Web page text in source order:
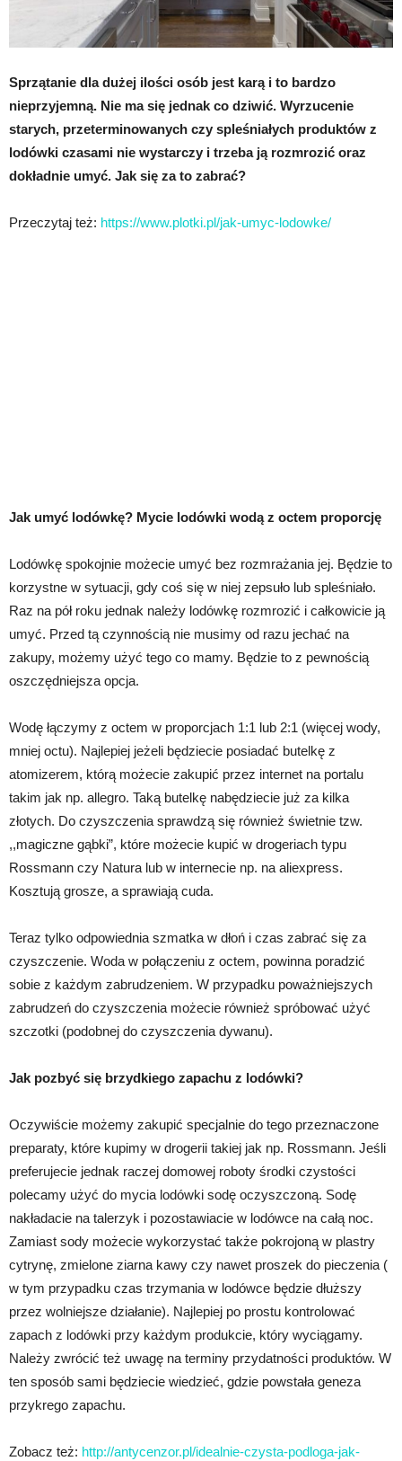
Sprzątanie dla dużej ilości osób jest karą i to bardzo
nieprzyjemną. Nie ma się jednak co dziwić. Wyrzucenie
starych, przeterminowanych czy spleśniałych produktów z
lodówki czasami nie wystarczy i trzeba ją rozmrozić oraz
dokładnie umyć. Jak się za to zabrać?
Przeczytaj też: https://www.plotki.pl/jak-umyc-lodowke/
Jak umyć lodówkę? Mycie lodówki wodą z octem proporcję
Lodówkę spokojnie możecie umyć bez rozmrażania jej. Będzie to
korzystne w sytuacji, gdy coś się w niej zepsuło lub spleśniało.
Raz na pół roku jednak należy lodówkę rozmrozić i całkowicie ją
umyć. Przed tą czynnością nie musimy od razu jechać na
zakupy, możemy użyć tego co mamy. Będzie to z pewnością
oszczędniejsza opcja.
Wodę łączymy z octem w proporcjach 1:1 lub 2:1 (więcej wody,
mniej octu). Najlepiej jeżeli będziecie posiadać butelkę z
atomizerem, którą możecie zakupić przez internet na portalu
takim jak np. allegro. Taką butelkę nabędziecie już za kilka
złotych. Do czyszczenia sprawdzą się również świetnie tzw.
,,magiczne gąbki”, które możecie kupić w drogeriach typu
Rossmann czy Natura lub w internecie np. na aliexpress.
Kosztują grosze, a sprawiają cuda.
Teraz tylko odpowiednia szmatka w dłoń i czas zabrać się za
czyszczenie. Woda w połączeniu z octem, powinna poradzić
sobie z każdym zabrudzeniem. W przypadku poważniejszych
zabrudzeń do czyszczenia możecie również spróbować użyć
szczotki (podobnej do czyszczenia dywanu).
Jak pozbyć się brzydkiego zapachu z lodówki?
Oczywiście możemy zakupić specjalnie do tego przeznaczone
preparaty, które kupimy w drogerii takiej jak np. Rossmann. Jeśli
preferujecie jednak raczej domowej roboty środki czystości
polecamy użyć do mycia lodówki sodę oczyszczoną. Sodę
nakładacie na talerzyk i pozostawiacie w lodówce na całą noc.
Zamiast sody możecie wykorzystać także pokrojoną w plastry
cytrynę, zmielone ziarna kawy czy nawet proszek do pieczenia (
w tym przypadku czas trzymania w lodówce będzie dłuższy
przez wolniejsze działanie). Najlepiej po prostu kontrolować
zapach z lodówki przy każdym produkcie, który wyciągamy.
Należy zwrócić też uwagę na terminy przydatności produktów. W
ten sposób sami będziecie wiedzieć, gdzie powstała geneza
przykrego zapachu.
Zobacz też: http://antycenzor.pl/idealnie-czysta-podloga-jak-